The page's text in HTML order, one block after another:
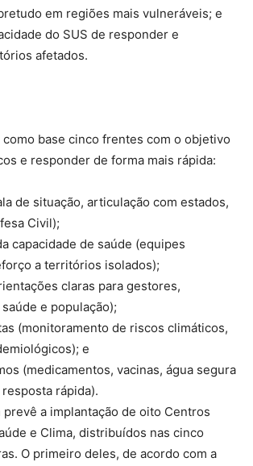
em regiões mais vulneráveis; e
do SUS de responder e
afetados.
como base cinco frentes com o objetivo
e responder de forma mais rápida:
de situação, articulação com estados,
Civil);
capacidade de saúde (equipes
a territórios isolados);
claras para gestores,
e população);
(monitoramento de riscos climáticos,
e
(medicamentos, vacinas, água segura
rápida).
prevê a implantação de oito Centros
e Clima, distribuídos nas cinco
O primeiro deles, de acordo com a